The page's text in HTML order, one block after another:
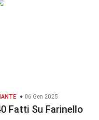
06 Gen 2025
Fatti Su Farinello